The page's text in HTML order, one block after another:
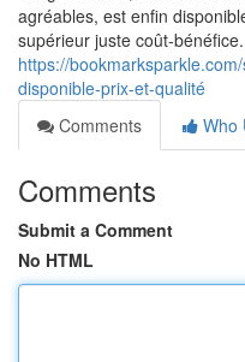
agréables, est enfin
supérieur juste coût-
https://
disponible-prix-et-qualité
Comments
Who
Comments
Submit a Comment
No HTML